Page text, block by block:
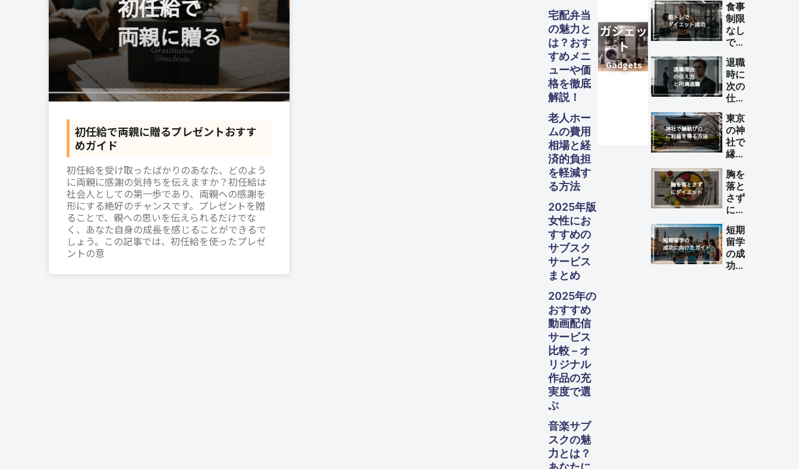
初任給で両親に贈るプレゼントおすす
めガイド
初任給を受け取ったばかりのあなた、どのよう
に両親に感謝の気持ちを伝えますか？初任給は
社会人としての第一歩であり、両親への感謝を
形にする絶好のチャンスです。プレゼントを贈
ることで、親への思いを伝えられるだけでな
く、あなた自身の成長を感じることができるで
しょう。この記事では、初任給を使ったプレゼ
ントの意
宅配弁当
の魅力と
は？おす
すめメニ
ューや価
格を徹底
解説！
老人ホー
ムの費用
相場と経
済的負担
を軽減す
る方法
2025年版
女性にお
すすめの
サブスク
サービス
まとめ
2025年の
おすすめ
動画配信
サービス
比較 – オ
リジナル
作品の充
実度で選
ぶ
音楽サブ
スクの魅
力とは？
食事
制限
なし
で筋
によ
るダ
イエ
ット
を成
功さ
せる
方法
退職
時に
次の
仕事
まっ
てい
ない
理由
の伝
え方
と円
満退
職の
ため
のポ
イン
ト
東京
の神
社で
縁結
ご利
益を
得る
方法
胸を
落と
さず
にダ
ット
する
方法
短期
留学
の成
功に